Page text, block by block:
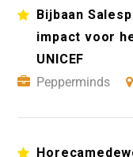
Bijbaan
impact voor
UNICEF
Pepperminds